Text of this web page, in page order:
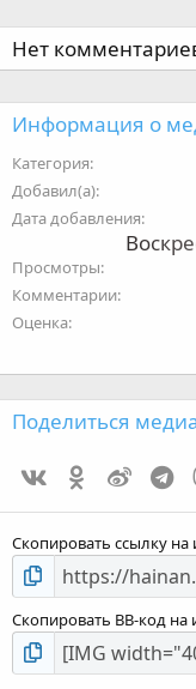
Нет
Информация о
Категория
Добавил(а)
Дата добавления
Просмотры
Комментарии
Оценка
Поделиться
Vk
Ok Weibo
Скопировать ссылку
Скопировать BB-код на